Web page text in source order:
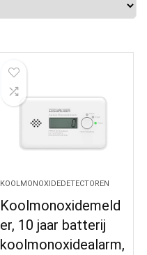
KOOLMONOXIDEDETECTOREN
Koolmonoxidemeld
er, 10 jaar batterij
koolmonoxidealarm,